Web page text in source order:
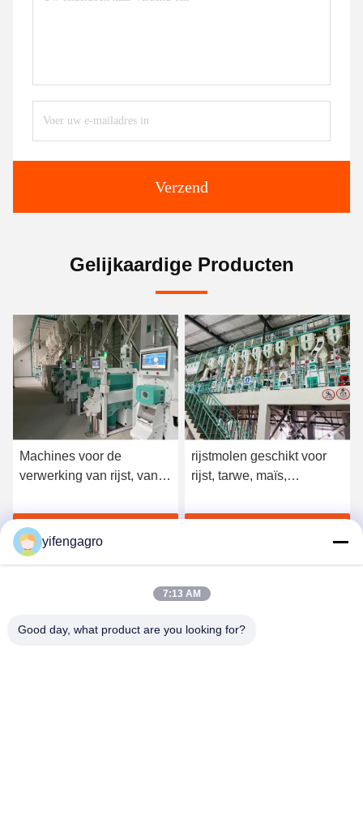
Verzend
Gelijkaardige Producten
Machines voor de
verwerking van rijst, van
verwerking van rijst, van
paddywijn, van maïs en
van koffie
rijstmolen geschikt voor
rijst, tarwe, maïs,
en duurzame
yifengagro
7:13 AM
Good day, what product are you looking for?